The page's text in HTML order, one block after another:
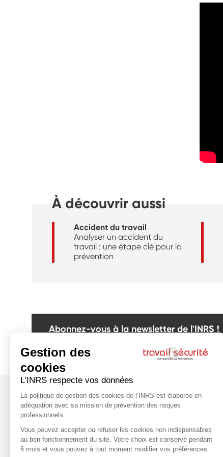
À découvrir aussi
Accident du travail
Analyser un accident du
travail : une étape clé pour la
prévention
Abonnez-vous à la newsletter de l'INRS !